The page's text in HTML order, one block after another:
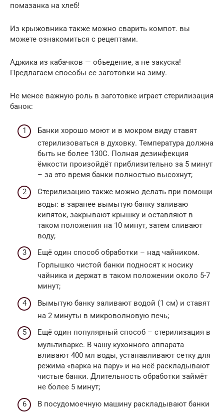
помазанка на хлеб!
Из крыжовника также можно сварить компот. вы
можете ознакомиться с рецептами.
Аджика из кабачков — объедение, а не закуска!
Предлагаем способы ее заготовки на зиму.
Не менее важную роль в заготовке играет стерилизация
банок:
Банки хорошо моют и в мокром виду ставят
стерилизоваться в духовку. Температура должна
быть не более 130С. Полная дезинфекция
ёмкости произойдёт приблизительно за 5 минут
– за это время банки полностью высохнут;
Стерилизацию также можно делать при помощи
воды: в заранее вымытую банку заливаю
кипяток, закрывают крышку и оставляют в
таком положения на 10 минут, затем сливают
воду;
Ещё один способ обработки – над чайником.
Горлышко чистой банки подносят к носику
чайника и держат в таком положении около 5-7
минут;
Вымытую банку заливают водой (1 см) и ставят
на 2 минуты в микроволновую печь;
Ещё один популярный способ – стерилизация в
мультиварке. В чашу кухонного аппарата
вливают 400 мл воды, устанавливают сетку для
режима «варка на пару» и на неё раскладывают
чистые банки. Длительность обработки займёт
не более 5 минут;
В посудомоечную машину раскладывают банки